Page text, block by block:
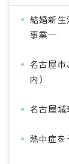
結婚新生
事業―
名古屋市
内）
名古屋城
熱中症を